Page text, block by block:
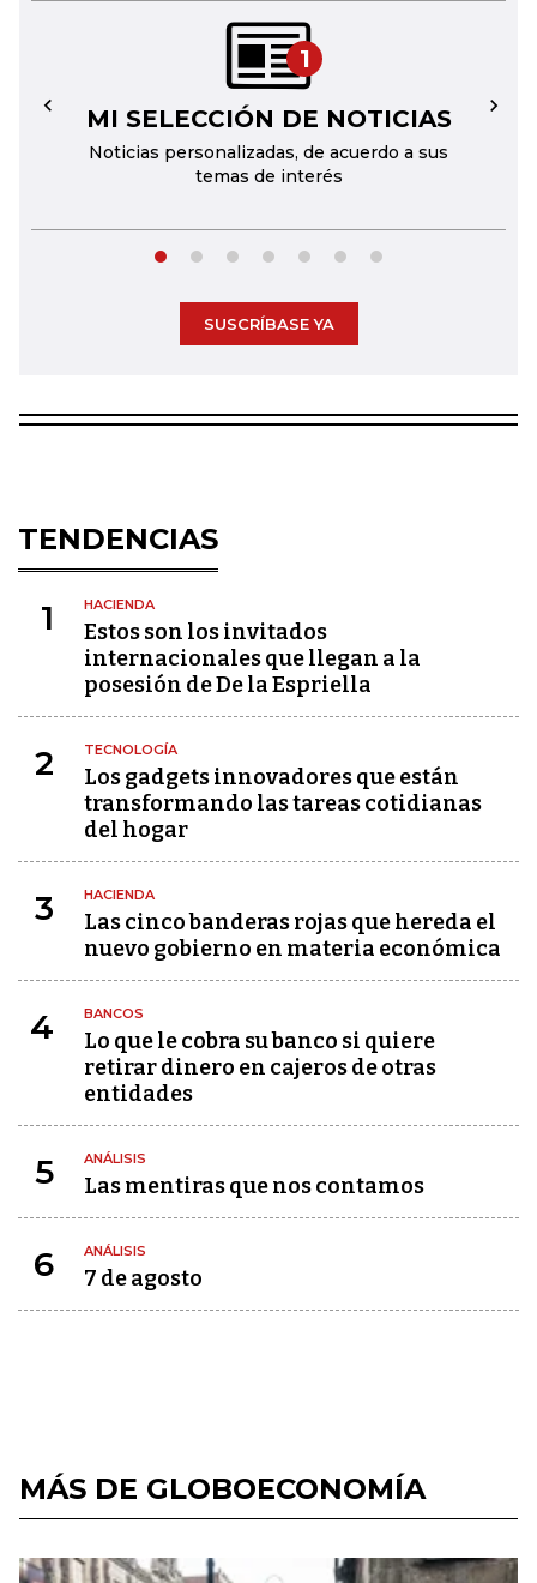
1
MI SELECCIÓN DE NOTICIAS
Noticias personalizadas, de acuerdo a sus
temas de interés
← →
SUSCRÍBASE YA
TENDENCIAS
1 HACIENDA
Estos son los invitados
internacionales que llegan a la
posesión de De la Espriella
2 TECNOLOGÍA
Los gadgets innovadores que están
transformando las tareas cotidianas
del hogar
3 HACIENDA
Las cinco banderas rojas que hereda el
nuevo gobierno en materia económica
4 BANCOS
Lo que le cobra su banco si quiere
retirar dinero en cajeros de otras
entidades
5 ANÁLISIS
Las mentiras que nos contamos
6 ANÁLISIS
7 de agosto
MÁS DE GLOBOECONOMÍA